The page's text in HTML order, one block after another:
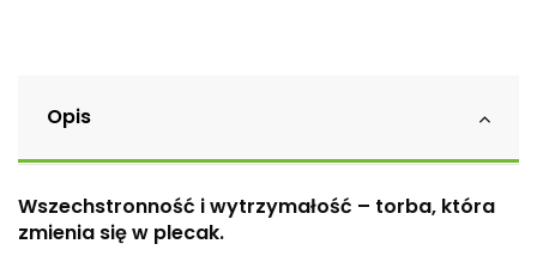
Opis
Wszechstronność i wytrzymałość – torba, która
zmienia się w plecak.